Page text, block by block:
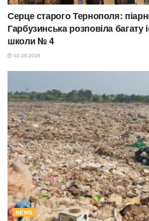
Серце старого Тернополя:
Гарбузинська розповіла багату
школи № 4
02.08.2026
NEWS